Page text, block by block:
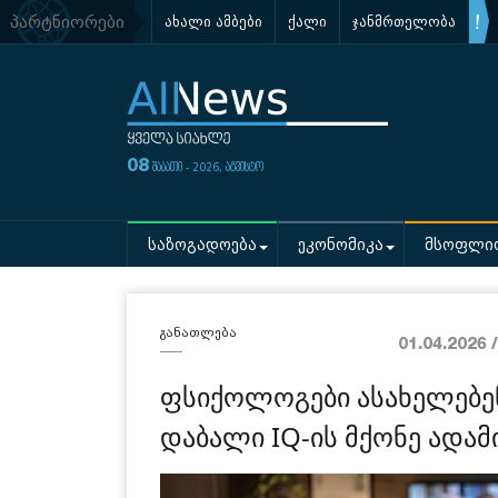
პარტნიორები ახალი ამბები ქალი ჯანმრთელობა
08 შაბათი - 2026, აგვისტო
საზოგადოება ეკონომიკა
განათლება
01.04.2026
ფსიქოლოგები
დაბალი IQ-ის მქონე